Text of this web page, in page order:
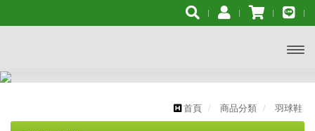
首頁 商品分類 羽球鞋